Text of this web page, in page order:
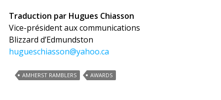
Traduction par Hugues Chiasson
Vice-président aux communications
Blizzard d’Edmundston
hugueschiasson@yahoo.ca
AMHERST RAMBLERS AWARDS